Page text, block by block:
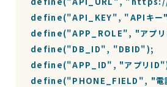
define("API_KEY", "APIキー
define("APP_ROLE", "アプリ
define("DB_ID", "DBID");
define("APP_ID", "アプリ
define("PHONE_FIELD", "電